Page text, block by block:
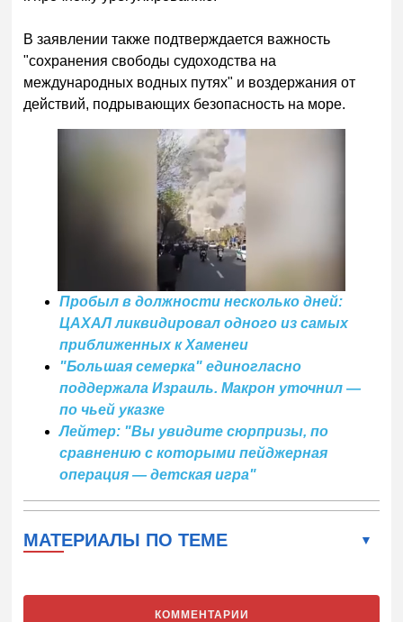
В заявлении также подтверждается важность
"сохранения свободы судоходства на
международных водных путях" и воздержания от
действий, подрывающих безопасность на море.
Пробыл в должности несколько дней:
ЦАХАЛ ликвидировал одного из самых
приближенных к Хаменеи
"Большая семерка" единогласно
поддержала Израиль. Макрон уточнил —
по чьей указке
Лейтер: "Вы увидите сюрпризы, по
сравнению с которыми пейджерная
операция — детская игра"
МАТЕРИАЛЫ ПО ТЕМЕ
КОММЕНТАРИИ